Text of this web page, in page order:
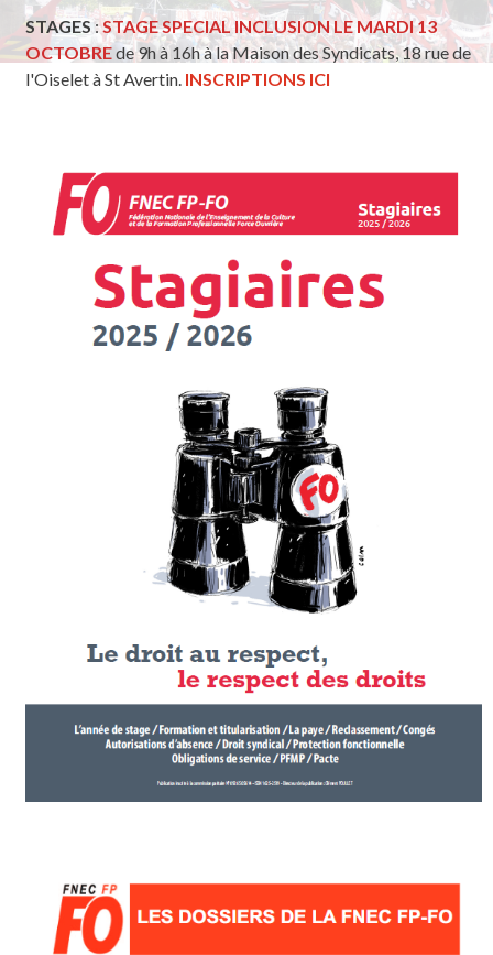
STAGES :STAGE SPECIAL INCLUSION LE MARDI 13
OCTOBREde 9h à 16h à la Maison des Syndicats, 18 rue de
l'Oiselet à St Avertin. INSCRIPTIONS ICI